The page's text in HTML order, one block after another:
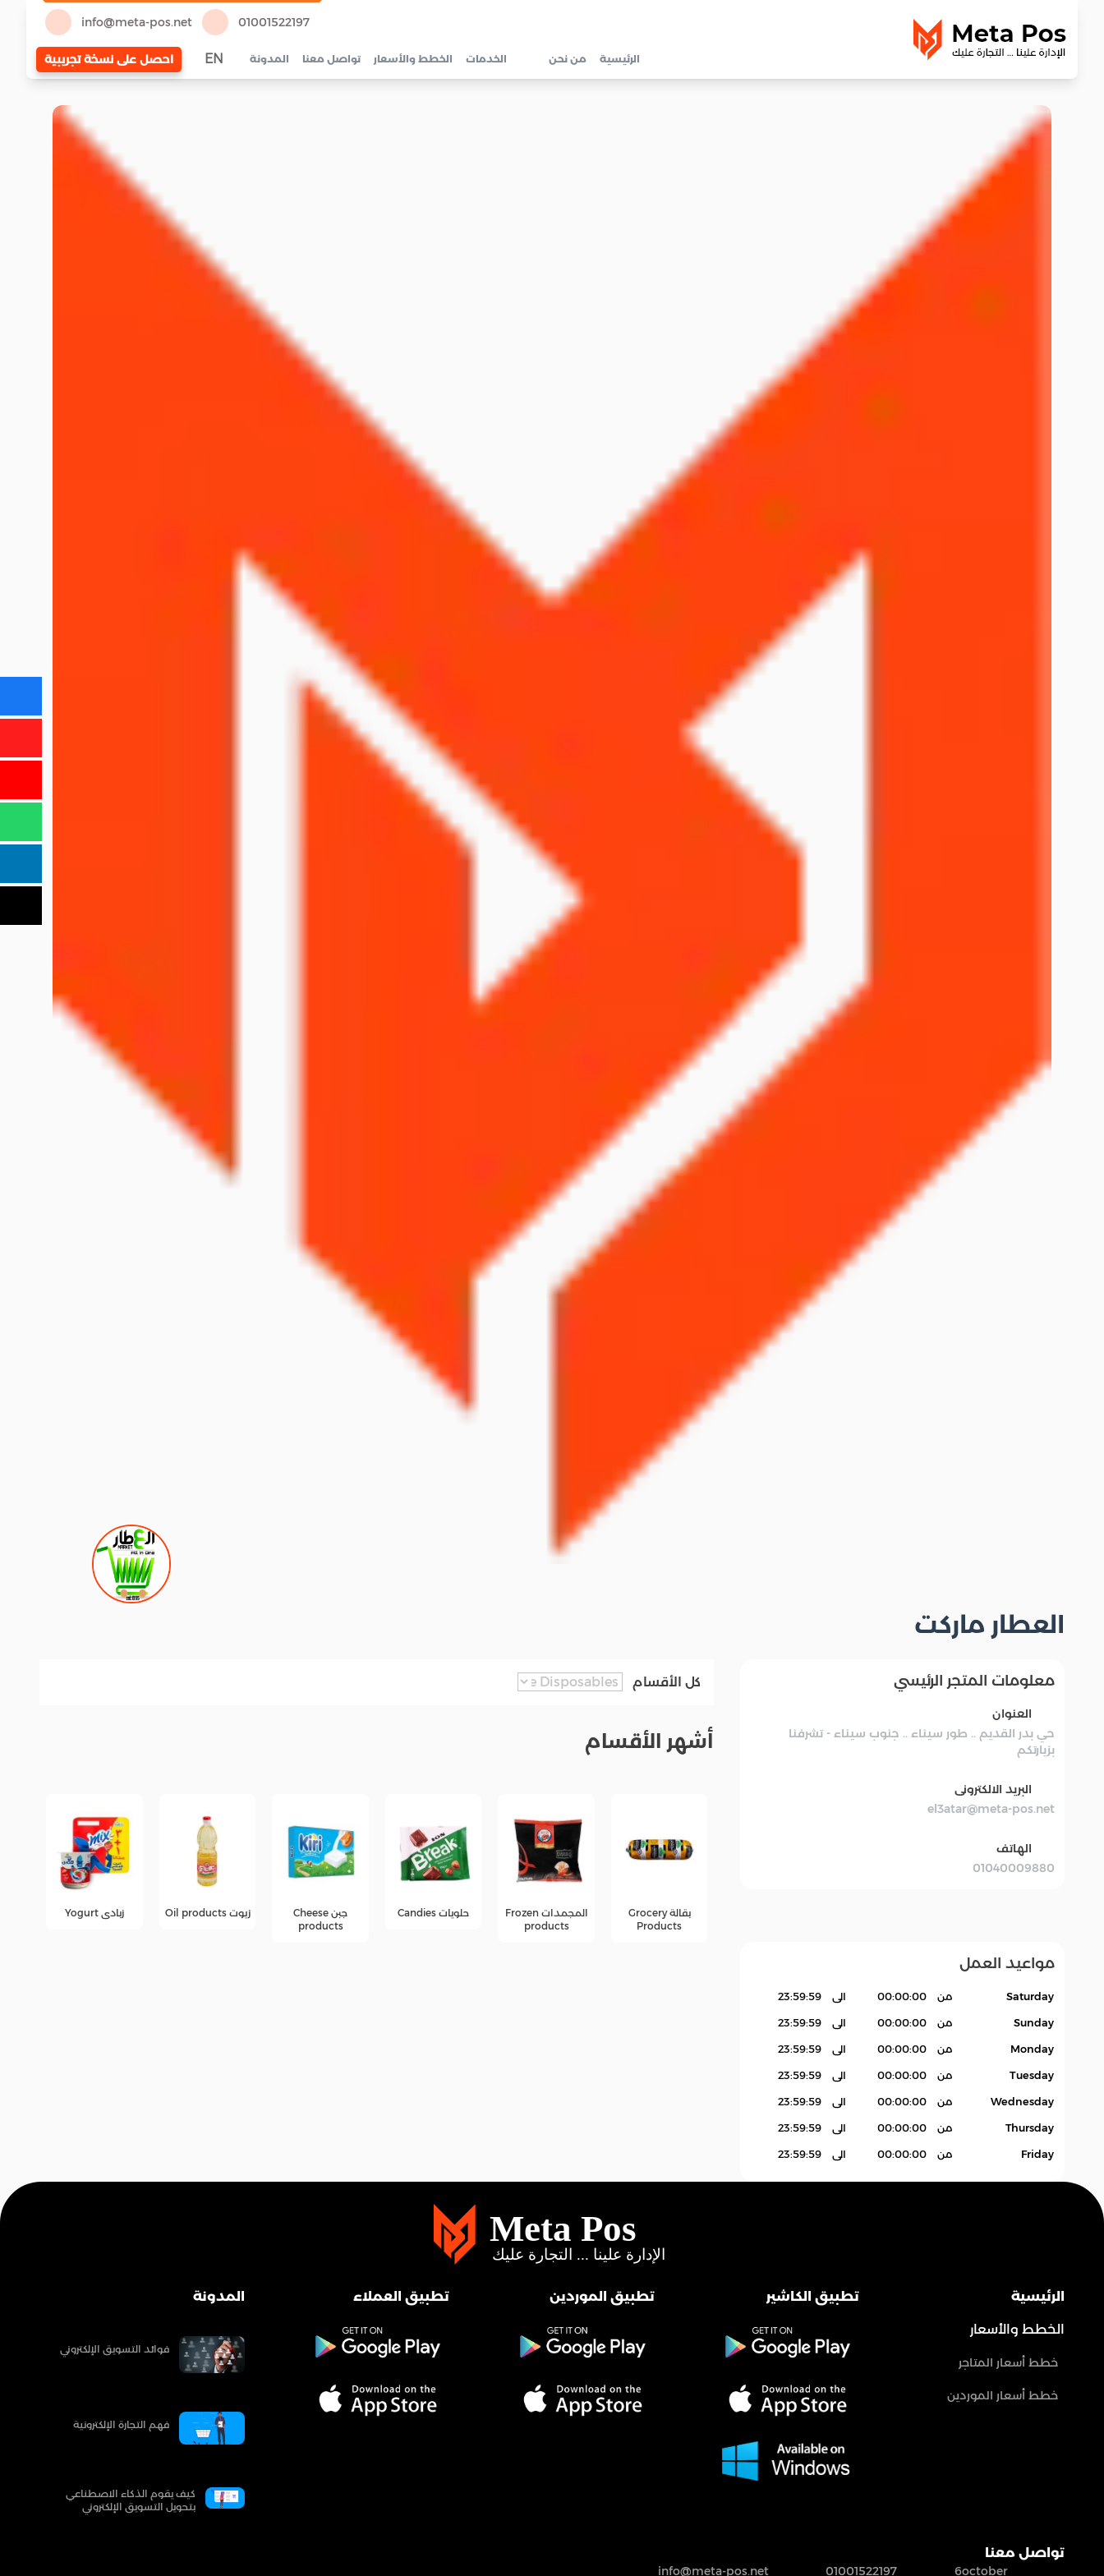
01001522197
info@meta-pos.net
الرئيسية من نحن الخدمات الخطط والأسعار تواصل معنا المدونة EN احصل على نسخة تجريبية
العطار ماركت
معلومات المتجر الرئيسي
العنوان
حي بدر القديم .. طور سيناء .. جنوب سيناء - تشرفنا
بزيارتكم
البريد الالكترونى
el3atar@meta-pos.net
الهاتف
01040009880
مواعيد العمل
Saturday من 00:00:00 الى 23:59:59
Sunday من 00:00:00 الى 23:59:59
Monday من 00:00:00 الى 23:59:59
Tuesday من 00:00:00 الى 23:59:59
Wednesday من 00:00:00 الى 23:59:59
Thursday من 00:00:00 الى 23:59:59
Friday من 00:00:00 الى 23:59:59
كل الأقسام
أشهر الأقسام
المجمدات Frozen
products
حلويات Candies
جبن Cheese
زيوت Oil products زبادى Yogurt عصائر
الرئيسية
الخطط والأسعار
خطط أسعار المتاجر
خطط أسعار الموردين
تطبيق الكاشير تطبيق الموردين تطبيق العملاء المدونة
فوائد التسويق الإلكتروني
فهم التجارة الإلكترونية
كيف يقوم الذكاء الاصطناعي
بتحويل التسويق الإلكتروني
تواصل معنا
6october
01001522197
info@meta-pos.net